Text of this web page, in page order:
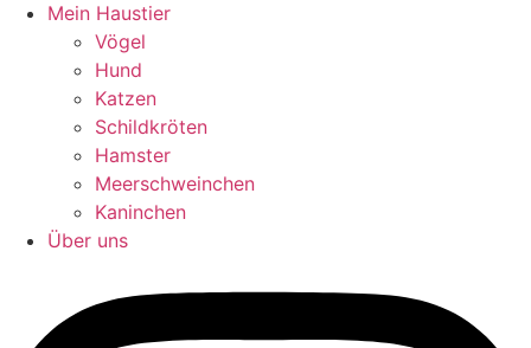
Mein Haustier
Vögel
Hund
Katzen
Schildkröten
Hamster
Meerschweinchen
Kaninchen
Über uns